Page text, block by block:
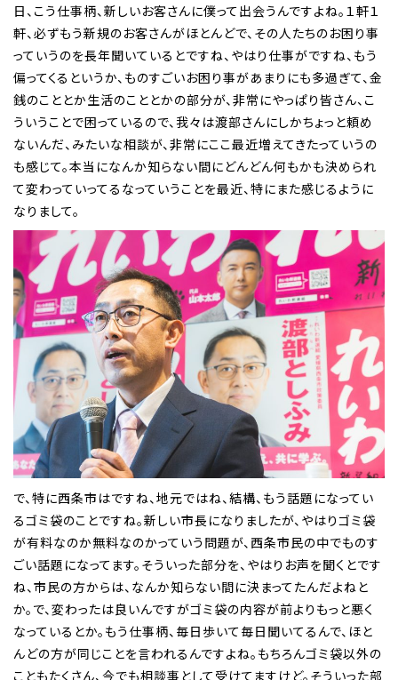
日、こう仕事柄、新しいお客さんに僕って出会うんですよね。１軒１
軒、必ずもう新規のお客さんがほとんどで、その人たちのお困り事
っていうのを長年聞いているとですね、やはり仕事がですね、もう
偏ってくるというか、ものすごいお困り事があまりにも多過ぎて、金
銭のこととか生活のこととかの部分が、非常にやっぱり皆さん、こ
ういうことで困っているので、我々は渡部さんにしかちょっと頼め
ないんだ、みたいな相談が、非常にここ最近増えてきたっていうの
も感じて。本当になんか知らない間にどんどん何もかも決められ
て変わっていってるなっていうことを最近、特にまた感じるように
なりまして。
で、特に西条市はですね、地元ではね、結構、もう話題になってい
るゴミ袋のことですね。新しい市長になりましたが、やはりゴミ袋
が有料なのか無料なのかっていう問題が、西条市民の中でものす
ごい話題になってます。そういった部分を、やはりお声を聞くとです
ね、市民の方からは、なんか知らない間に決まってたんだよねと
か。で、変わったは良いんですがゴミ袋の内容が前よりもっと悪く
なっているとか。もう仕事柄、毎日歩いて毎日聞いてるんで、ほと
んどの方が同じことを言われるんですよね。もちろんゴミ袋以外の
こともたくさん、今でも相談事として受けてますけど。そういった部